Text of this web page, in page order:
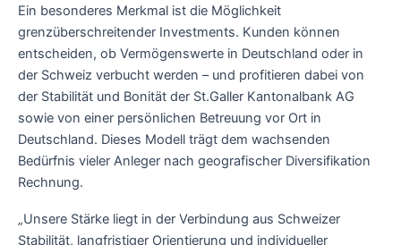
Ein besonderes Merkmal ist die Möglichkeit
grenzüberschreitender Investments. Kunden können
entscheiden, ob Vermögenswerte in Deutschland oder in
der Schweiz verbucht werden – und profitieren dabei von
der Stabilität und Bonität der St.Galler Kantonalbank AG
sowie von einer persönlichen Betreuung vor Ort in
Deutschland. Dieses Modell trägt dem wachsenden
Bedürfnis vieler Anleger nach geografischer Diversifikation
Rechnung.
„Unsere Stärke liegt in der Verbindung aus Schweizer
Stabilität, langfristiger Orientierung und individueller